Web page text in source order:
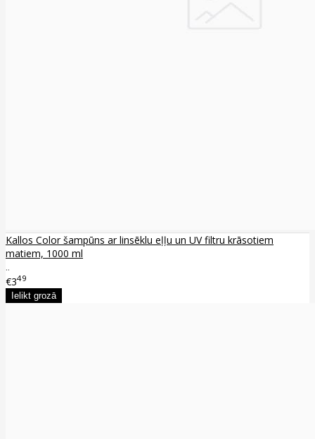
Kallos Color šampūns ar linsēklu eļļu un UV filtru krāsotiem
matiem, 1000 ml
..
€349